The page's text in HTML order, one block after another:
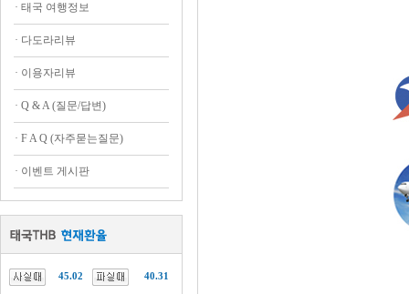
· 태국 여행정보
· 다도라리뷰
· 이용자리뷰
· Q & A (질문/답변)
· F A Q (자주묻는질문)
· 이벤트 게시판
45.02 40.31